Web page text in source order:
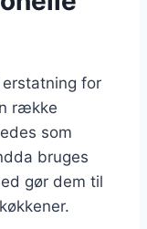
for
række
som
bruges
gør dem til